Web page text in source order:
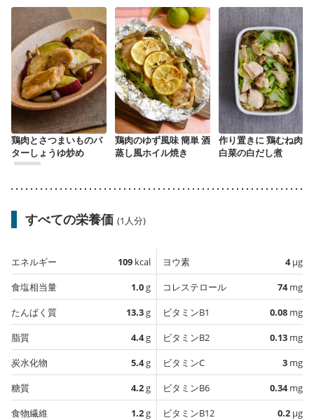
鶏肉とさつまいものバ
ターしょうゆ炒め
鶏肉のゆず風味 簡単 酒
蒸し風ホイル焼き
作り置きに 鶏むね肉と
白菜の白だし煮
すべての栄養価 (1人分)
エネルギー 109 kcal
食塩相当量
1.0g
たんぱく質
13.3g
脂質
4.4g
炭水化物
5.4g
糖質
4.2g
食物繊維
1.2g
ヨウ素 4µg
コレステロール
74mg
ビタミンB1
0.08 mg
ビタミンB2
0.13 mg
ビタミンC
3 mg
ビタミンB6
0.34mg
ビタミンB12
0.2 µg